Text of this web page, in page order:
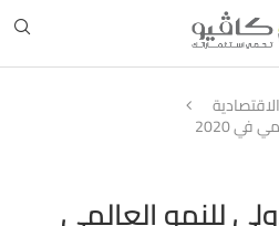
الاقتصادية
2020
للنمو العالمي